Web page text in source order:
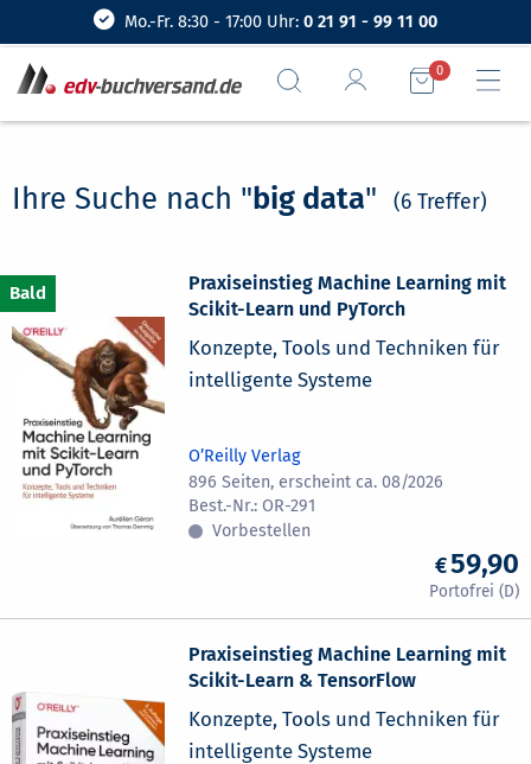
Mo.-Fr. 8:30 - 17:00 Uhr: 0 21 91 - 99 11 00
0
Ihre Suche nach "big data" (6 Treffer)
Praxiseinstieg Machine Learning mit
Scikit-Learn und PyTorch
Konzepte, Tools und Techniken für
intelligente Systeme
O’Reilly Verlag
896 Seiten, erscheint ca. 08/2026
OR-291
Vorbestellen
59,90
Praxiseinstieg Machine Learning mit
Scikit-Learn & TensorFlow
Konzepte, Tools und Techniken für
intelligente Systeme